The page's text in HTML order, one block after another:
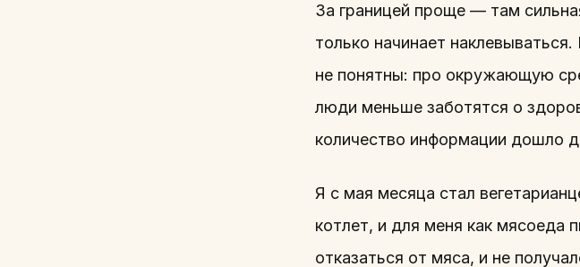
За границей проще — там
только начинает
не понятны: про окружающую
люди меньше заботятся о
количество информации дошло
Я с мая месяца стал
котлет, и для меня как мясоеда
отказаться от мяса, и не